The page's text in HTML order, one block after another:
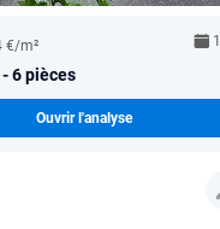
€/m²
- 6 pièces
Ouvrir l'analyse